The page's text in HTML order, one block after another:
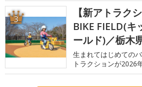
3
【新アトラク
BIKE FIELD(キ
ールド)／栃木
生まれてはじめての
トラクションが2026